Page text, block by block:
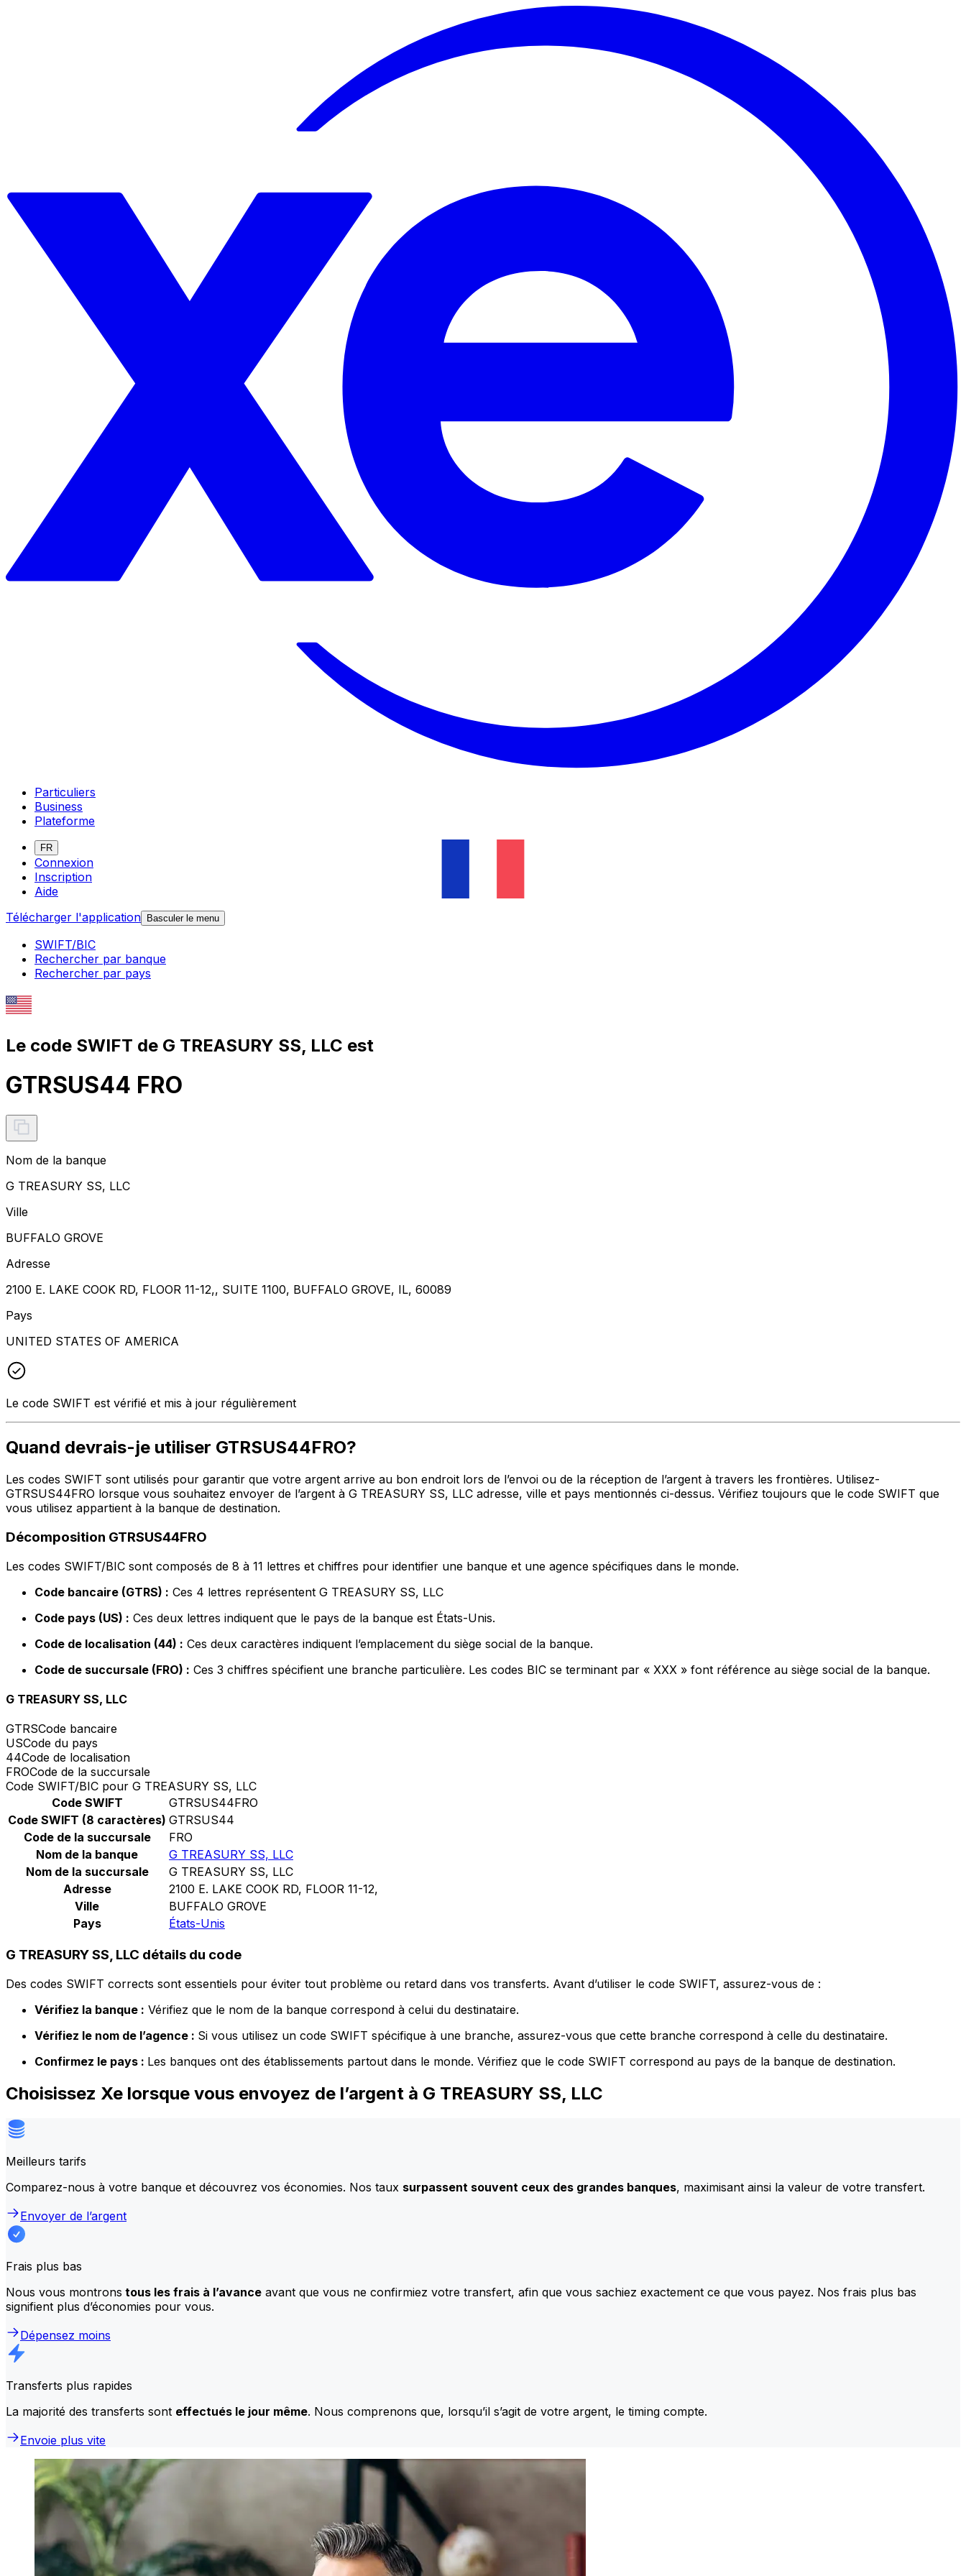
Particuliers
Business
Plateforme
FR
Connexion
Inscription
Aide
Télécharger l'application Basculer le menu
SWIFT/BIC
Rechercher par banque
Rechercher par pays
Le code SWIFT de G TREASURY SS, LLC est
GTRSUS44 FRO
Nom de la banque
G TREASURY SS, LLC
Ville
BUFFALO GROVE
Adresse
2100 E. LAKE COOK RD, FLOOR 11-12,, SUITE 1100, BUFFALO GROVE, IL, 60089
Pays
UNITED STATES OF AMERICA
Le code SWIFT est vérifié et mis à jour régulièrement
Quand devrais-je utiliser GTRSUS44FRO?
Les codes SWIFT sont utilisés pour garantir que votre argent arrive au bon endroit lors de l’envoi ou de la réception de l’argent à travers les frontières. Utilisez-
GTRSUS44FRO lorsque vous souhaitez envoyer de l’argent à G TREASURY SS, LLC adresse, ville et pays mentionnés ci-dessus. Vérifiez toujours que le code SWIFT que
vous utilisez appartient à la banque de destination.
Décomposition GTRSUS44FRO
Les codes SWIFT/BIC sont composés de 8 à 11 lettres et chiffres pour identifier une banque et une agence spécifiques dans le monde.
Code bancaire (GTRS) : Ces 4 lettres représentent G TREASURY SS, LLC
Code pays (US) : Ces deux lettres indiquent que le pays de la banque est États-Unis.
Code de localisation (44) : Ces deux caractères indiquent l’emplacement du siège social de la banque.
Code de succursale (FRO) : Ces 3 chiffres spécifient une branche particulière. Les codes BIC se terminant par « XXX » font référence au siège social de la banque.
G TREASURY SS, LLC
GTRSCode bancaire
USCode du pays
44Code de localisation
FROCode de la succursale
Code SWIFT/BIC pour G TREASURY SS, LLC
Code SWIFT
GTRSUS44FRO
Code SWIFT (8 caractères) GTRSUS44
Code de la succursale
FRO
Nom de la banque
G TREASURY SS, LLC
Nom de la succursale
G TREASURY SS, LLC
Adresse
2100 E. LAKE COOK RD, FLOOR 11-12,
Ville
BUFFALO GROVE
Pays
États-Unis
G TREASURY SS, LLC détails du code
Des codes SWIFT corrects sont essentiels pour éviter tout problème ou retard dans vos transferts. Avant d’utiliser le code SWIFT, assurez-vous de :
Vérifiez la banque : Vérifiez que le nom de la banque correspond à celui du destinataire.
Vérifiez le nom de l’agence : Si vous utilisez un code SWIFT spécifique à une branche, assurez-vous que cette branche correspond à celle du destinataire.
Confirmez le pays : Les banques ont des établissements partout dans le monde. Vérifiez que le code SWIFT correspond au pays de la banque de destination.
Choisissez Xe lorsque vous envoyez de l’argent à G TREASURY SS, LLC
Meilleurs tarifs
Comparez-nous à votre banque et découvrez vos économies. Nos taux surpassent souvent ceux des grandes banques, maximisant ainsi la valeur de votre transfert.
Envoyer de l’argent
Frais plus bas
Nous vous montrons tous les frais à l’avance avant que vous ne confirmiez votre transfert, afin que vous sachiez exactement ce que vous payez. Nos frais plus bas
signifient plus d’économies pour vous.
Dépensez moins
Transferts plus rapides
La majorité des transferts sont effectués le jour même. Nous comprenons que, lorsqu’il s’agit de votre argent, le timing compte.
Envoie plus vite